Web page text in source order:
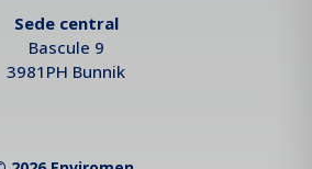
Sede central
Bascule 9
3981PH Bunnik